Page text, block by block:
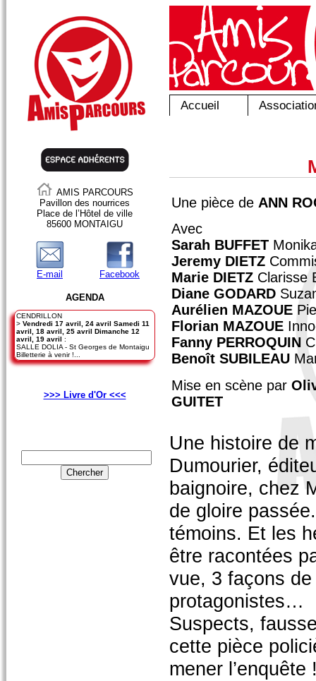
Accueil
Une pièce de ANN
Avec
Sarah BUFFET
Jeremy DIETZ
Marie DIETZ Clarisse
Diane GODARD
Aurélien MAZOUE
Florian MAZOUE
Fanny PERROQUIN
Benoît SUBILEAU
Mise en scène par
GUITET
Une histoire de
Dumourier,
baignoire, chez
de gloire
témoins. Et les
être racontées
vue, 3 façons
protagonistes…
Suspects,
cette pièce
mener l’enquête
AMIS PARCOURS
Pavillon des nourrices
Place de l’Hôtel de ville
85600 MONTAIGU
E-mail Facebook
AGENDA
CENDRILLON
> Vendredi 17 avril, 24 avril Samedi 11
avril, 18 avril, 25 avril Dimanche 12
avril, 19 avril :
SALLE DOLIA - St Georges de Montaigu
Billetterie à venir !...
>>> Livre d'Or <<<